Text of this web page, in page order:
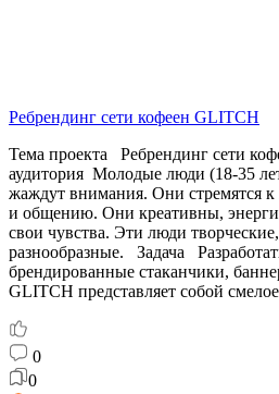
Ребрендинг сети кофеен GLITCH
Тема проекта Ребрендинг сети
аудитория Молодые люди (18-35
жаждут внимания. Они стремятся к
и общению. Они креативны,
свои чувства. Эти люди
разнообразные. Задача
брендированные стаканчики,
GLITCH представляет собой
0
0